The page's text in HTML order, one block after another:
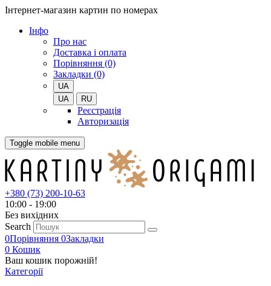
Інтернет-магазин картин по номерах
Iнфо
Про нас
Доставка і оплата
Порівняння (0)
Закладки (0)
UA
UA
RU
Реєстрація
Авторизація
Toggle mobile menu
+380 (73) 200-10-63
10:00 - 19:00
Без вихiдних
Search
0Порівняння 0Закладки
0 Кошик
Ваш кошик порожній!
Категорії